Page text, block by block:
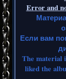
Error and
Если вам
The material
liked the